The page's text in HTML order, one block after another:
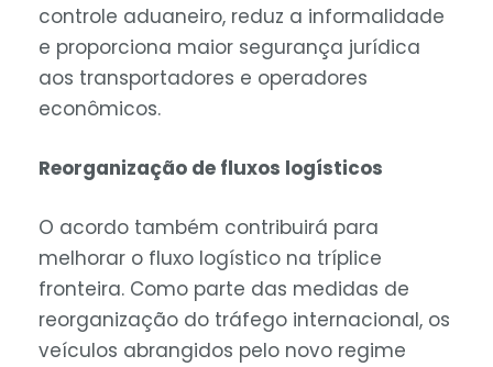
controle aduaneiro, reduz a informalidade
e proporciona maior segurança jurídica
aos transportadores e operadores
econômicos.
Reorganização de fluxos logísticos
O acordo também contribuirá para
melhorar o fluxo logístico na tríplice
fronteira. Como parte das medidas de
reorganização do tráfego internacional, os
veículos abrangidos pelo novo regime